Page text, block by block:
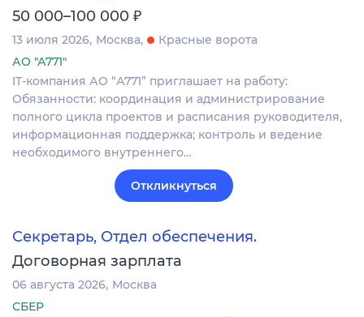
50 000–100 000 ₽
13 июля 2026 Москва
Красные ворота
АО "А771"
IT-компания АО “А771” приглашает на работу:
Обязанности: координация и администрирование
полного цикла проектов и расписания руководителя,
информационная поддержка; контроль и ведение
необходимого внутреннего…
Откликнуться
Секретарь, Отдел обеспечения.
Договорная зарплата
06 августа 2026 Москва
СБЕР